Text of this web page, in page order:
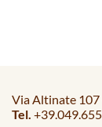
Via Altinate 107
Tel.